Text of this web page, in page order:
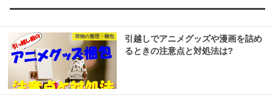
荷物の整理・梱包
引越しでアニメグッズや漫画を詰め
るときの注意点と対処法は?